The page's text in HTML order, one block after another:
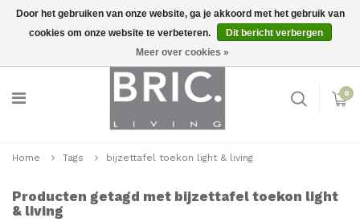
Inloggen
0
Home Tags bijzettafel toekon light & living
Producten getagd met bijzettafel toekon light
& living
Door het gebruiken van onze website, ga je akkoord met het gebruik van
cookies om onze website te verbeteren.
Dit bericht verbergen
Meer over cookies »